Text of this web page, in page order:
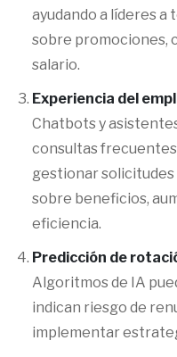
ayudando a líderes
sobre promociones,
salario.
Experiencia del
Chatbots y
consultas
gestionar
sobre beneficios,
eficiencia.
Predicción de
Algoritmos de IA
indican riesgo de
implementar